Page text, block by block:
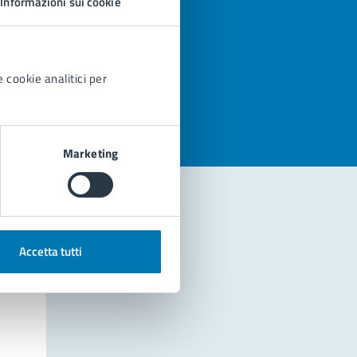
cookie analitici per
Marketing
Accetta tutti